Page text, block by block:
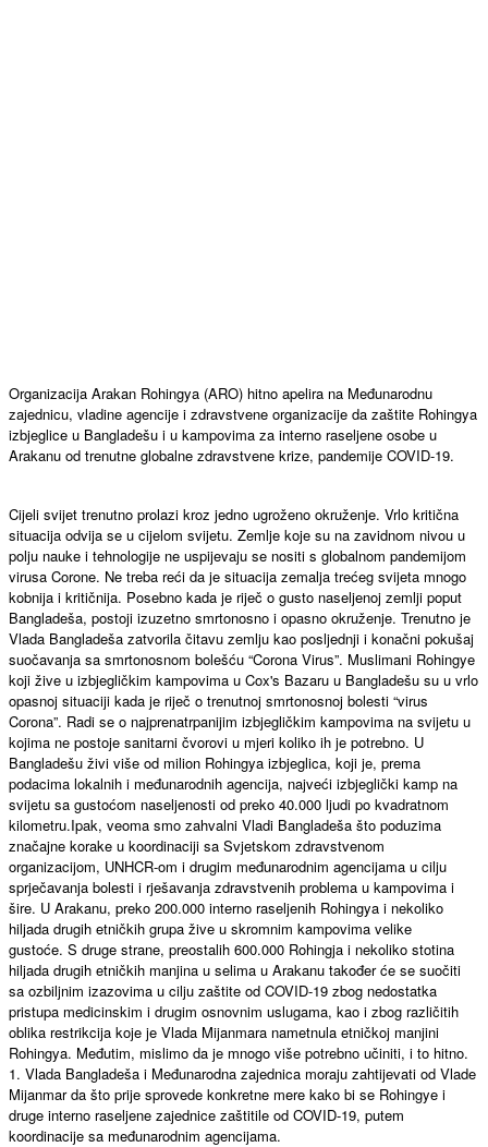
Organizacija Arakan Rohingya (ARO) hitno apelira na Međunarodnu
zajednicu, vladine agencije i zdravstvene organizacije da zaštite Rohingya
izbjeglice u Bangladešu i u kampovima za interno raseljene osobe u
Arakanu od trenutne globalne zdravstvene krize, pandemije COVID-19.
Cijeli svijet trenutno prolazi kroz jedno ugroženo okruženje. Vrlo kritična
situacija odvija se u cijelom svijetu. Zemlje koje su na zavidnom nivou u
polju nauke i tehnologije ne uspijevaju se nositi s globalnom pandemijom
virusa Corone. Ne treba reći da je situacija zemalja trećeg svijeta mnogo
kobnija i kritičnija. Posebno kada je riječ o gusto naseljenoj zemlji poput
Bangladeša, postoji izuzetno smrtonosno i opasno okruženje. Trenutno je
Vlada Bangladeša zatvorila čitavu zemlju kao posljednji i konačni pokušaj
suočavanja sa smrtonosnom bolešću “Corona Virus”. Muslimani Rohingye
koji žive u izbjegličkim kampovima u Cox's Bazaru u Bangladešu su u vrlo
opasnoj situaciji kada je riječ o trenutnoj smrtonosnoj bolesti “virus
Corona”. Radi se o najprenatrpanijim izbjegličkim kampovima na svijetu u
kojima ne postoje sanitarni čvorovi u mjeri koliko ih je potrebno. U
Bangladešu živi više od milion Rohingya izbjeglica, koji je, prema
podacima lokalnih i međunarodnih agencija, najveći izbjeglički kamp na
svijetu sa gustoćom naseljenosti od preko 40.000 ljudi po kvadratnom
kilometru.Ipak, veoma smo zahvalni Vladi Bangladeša što poduzima
značajne korake u koordinaciji sa Svjetskom zdravstvenom
organizacijom, UNHCR-om i drugim međunarodnim agencijama u cilju
sprječavanja bolesti i rješavanja zdravstvenih problema u kampovima i
šire. U Arakanu, preko 200.000 interno raseljenih Rohingya i nekoliko
hiljada drugih etničkih grupa žive u skromnim kampovima velike
gustoće. S druge strane, preostalih 600.000 Rohingja i nekoliko stotina
hiljada drugih etničkih manjina u selima u Arakanu također će se suočiti
sa ozbiljnim izazovima u cilju zaštite od COVID-19 zbog nedostatka
pristupa medicinskim i drugim osnovnim uslugama, kao i zbog različitih
oblika restrikcija koje je Vlada Mijanmara nametnula etničkoj manjini
Rohingya. Međutim, mislimo da je mnogo više potrebno učiniti, i to hitno.
1. Vlada Bangladeša i Međunarodna zajednica moraju zahtijevati od Vlade
Mijanmar da što prije sprovede konkretne mere kako bi se Rohingye i
druge interno raseljene zajednice zaštitile od COVID-19, putem
koordinacije sa međunarodnim agencijama.